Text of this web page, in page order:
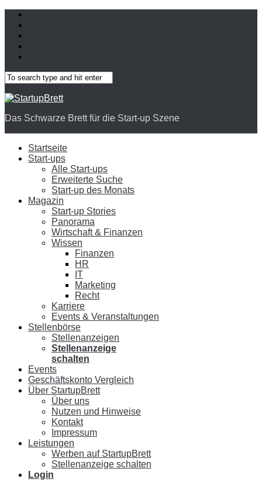
Das Schwarze Brett für die Start-up Szene
Startseite
Start-ups
Alle Start-ups
Erweiterte Suche
Start-up des Monats
Magazin
Start-up Stories
Panorama
Wirtschaft & Finanzen
Wissen
Finanzen
HR
IT
Marketing
Recht
Karriere
Events & Veranstaltungen
Stellenbörse
Stellenanzeigen
Stellenanzeige
schalten
Events
Geschäftskonto Vergleich
Über StartupBrett
Über uns
Nutzen und Hinweise
Kontakt
Impressum
Leistungen
Werben auf StartupBrett
Stellenanzeige schalten
Login